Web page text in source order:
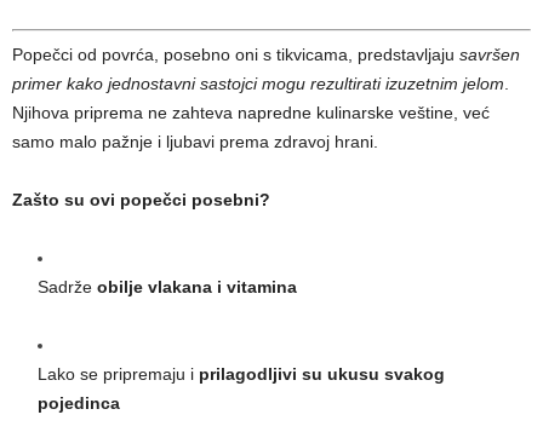
Popečci od povrća, posebno oni s tikvicama, predstavljaju savršen
primer kako jednostavni sastojci mogu rezultirati izuzetnim jelom
Njihova priprema ne zahteva napredne kulinarske veštine, već
samo malo pažnje i ljubavi prema zdravoj hrani.
Zašto su ovi popečci posebni?
Sadrže obilje vlakana i vitamina
Lako se pripremaju i prilagodljivi su ukusu svakog
pojedinca